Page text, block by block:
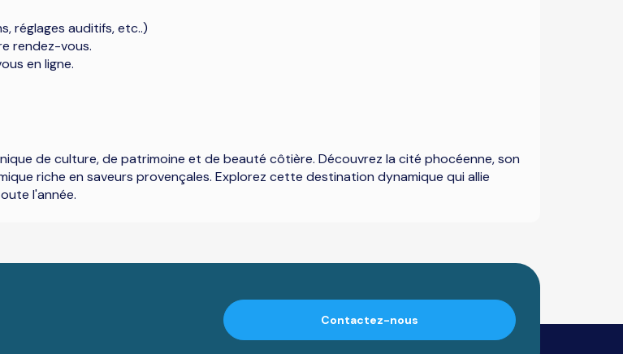
réglages auditifs, etc..)
rendez-vous.
en ligne.
de culture, de patrimoine et de beauté côtière. Découvrez la cité phocéenne, son
riche en saveurs provençales. Explorez cette destination dynamique qui allie
l'année.
Contactez-nous